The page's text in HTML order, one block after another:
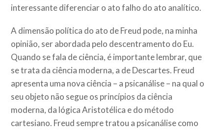
interessante diferenciar o ato falho do ato analítico.
A dimensão política do ato de Freud pode, na minha
opinião, ser abordada pelo descentramento do Eu.
Quando se fala de ciência, é importante lembrar, que
se trata da ciência moderna, a de Descartes. Freud
apresenta uma nova ciência – a psicanálise – na qual o
seu objeto não segue os princípios da ciência
moderna, da lógica Aristotélica e do método
cartesiano. Freud sempre tratou a psicanálise como